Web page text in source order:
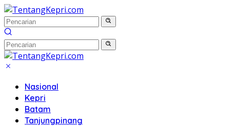
Langsung
ke
konten
Nasional
Kepri
Batam
Tanjungpinang